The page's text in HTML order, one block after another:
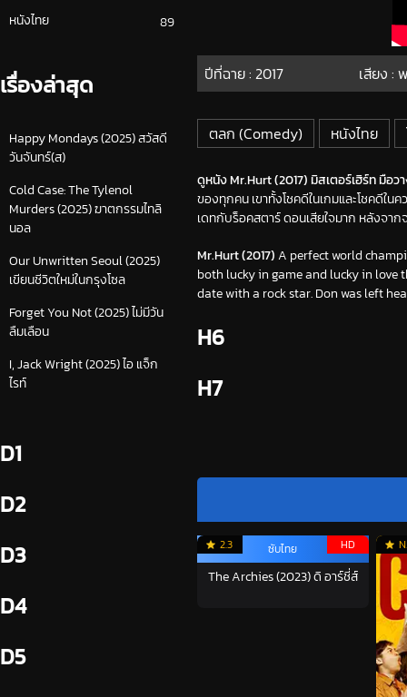
หนังไทย
89
เรื่องล่าสุด
Happy Mondays (2025) สวัสดี
วันจันทร์(ส)
Cold Case: The Tylenol
Murders (2025) ฆาตกรรมไทลิ
นอล
Our Unwritten Seoul (2025)
เขียนชีวิตใหม่ในกรุงโซล
Forget You Not (2025) ไม่มีวัน
ลืมเลือน
I, Jack Wright (2025) ไอ แจ็ก
ไรท์
D1
D2
D3
D4
D5
ปีที่ฉาย : 2017 เสียง :
ตลก (Comedy) หนังไทย
ดูหนัง Mr.Hurt (2017) มิสเตอร์เฮิร์ท มือว
ของทุกคน เขาทั้งโชคดีในเกมและโชคดีใ
เดทกับร็อคสตาร์ ดอนเสียใจมาก หลังจา
Mr.Hurt (2017)A perfect world
both lucky in game and lucky in
date with a rock star. Don was left
H6
H7
2.3 HD
ซับไทย
The Archies (2023) ดิ อาร์ชี่ส์